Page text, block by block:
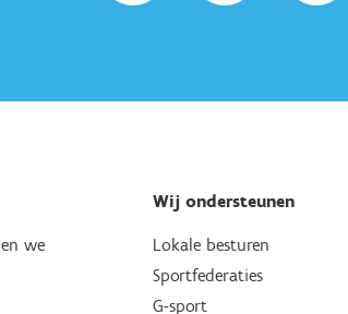
we
Wij ondersteunen
Lokale besturen
Sportfederaties
G-sport